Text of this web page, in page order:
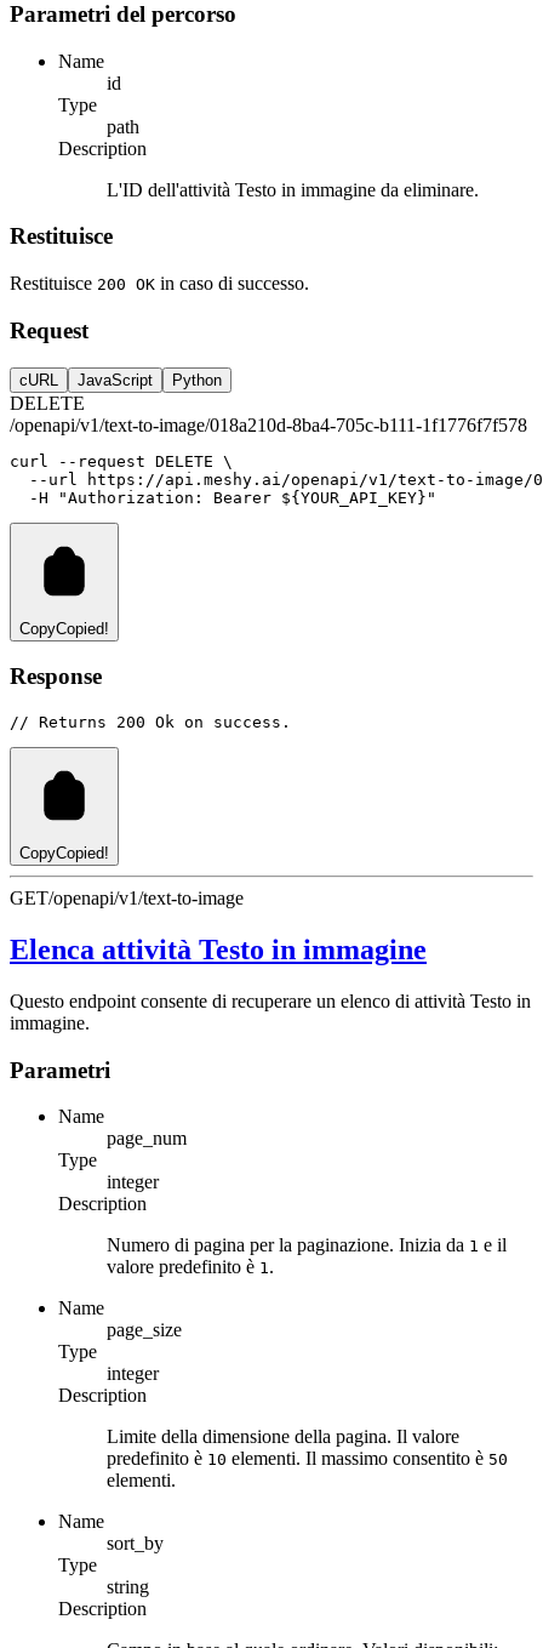
Parametri del percorso
Name
id
Type
path
Description
L'ID dell'attività Testo in immagine da eliminare.
Restituisce
Restituisce 200 OK in caso di successo.
Request
cURL JavaScript Python
DELETE
/openapi/v1/text-to-image/018a210d-8ba4-705c-b111-1f1776f7f578
curl --request DELETE \
--url
https://api.meshy.ai/openapi/v1/text-to-image/
-H
"Authorization: Bearer ${YOUR_API_KEY}"
CopyCopied!
Response
// Returns 200 Ok on success.
CopyCopied!
GET/openapi/v1/text-to-image
Elenca attività Testo in immagine
Questo endpoint consente di recuperare un elenco di attività Testo in
immagine.
Parametri
Name
page_num
Type
integer
Description
Numero di pagina per la paginazione. Inizia da 1 e il
valore predefinito è 1.
Name
page_size
Type
integer
Description
Limite della dimensione della pagina. Il valore
predefinito è 10 elementi. Il massimo consentito è 50
elementi.
Name
sort_by
Type
string
Description